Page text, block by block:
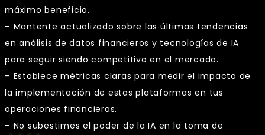
máximo beneficio.
– Mantente actualizado sobre las últimas tendencias
en análisis de datos financieros y tecnologías de IA
para seguir siendo competitivo en el mercado.
– Establece métricas claras para medir el impacto de
la implementación de estas plataformas en tus
operaciones financieras.
– No subestimes el poder de la IA en la toma de